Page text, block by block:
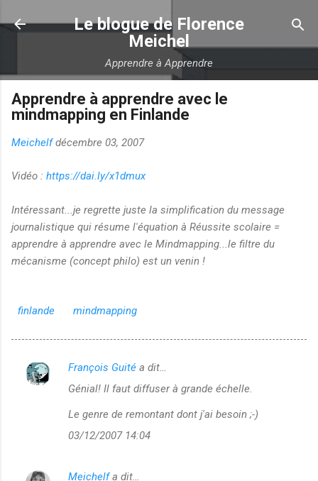
Accéder au contenu principal
Le blogue de Florence
Meichel
Apprendre à Apprendre
Apprendre à apprendre avec le
mindmapping en Finlande
Meichelf décembre 03, 2007
Vidéo : https://dai.ly/x1dmux
Intéressant...je regrette juste la simplification du message
journalistique qui résume l'équation à Réussite scolaire =
apprendre à apprendre avec le Mindmapping...le filtre du
mécanisme (concept philo) est un venin !
finlande mindmapping
C
n
François Guité a dit…
Génial! Il faut diffuser à grande échelle.
Le genre de remontant dont j'ai besoin ;-)
03/12/2007 14:04
Meichelfa dit…